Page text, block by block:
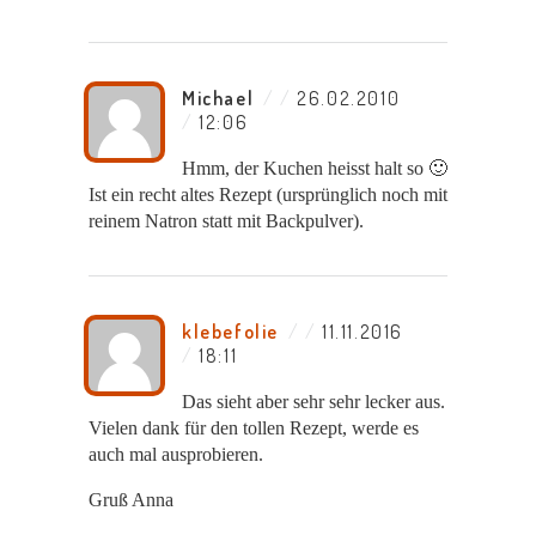
Michael / 26.02.2010
/ 12:06
Hmm, der Kuchen heisst halt so 🙂
Ist ein recht altes Rezept (ursprünglich noch mit
reinem Natron statt mit Backpulver).
klebefolie / 11.11.2016
/ 18:11
Das sieht aber sehr sehr lecker aus.
Vielen dank für den tollen Rezept, werde es
auch mal ausprobieren.
Gruß Anna